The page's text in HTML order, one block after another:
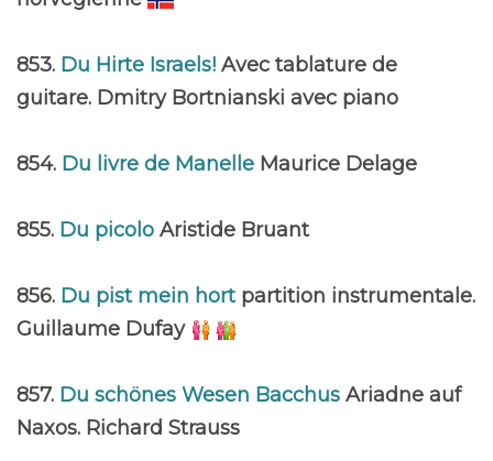
853. Du Hirte Israels! Avec tablature de
guitare. Dmitry Bortnianski avec piano
854. Du livre de Manelle Maurice Delage
855. Du picolo Aristide Bruant
856. Du pist mein hort partition instrumentale.
Guillaume Dufay
857. Du schönes Wesen Bacchus Ariadne auf
Naxos. Richard Strauss